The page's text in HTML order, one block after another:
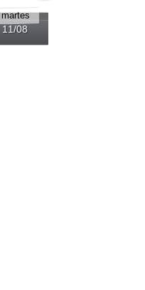
martes
11/08